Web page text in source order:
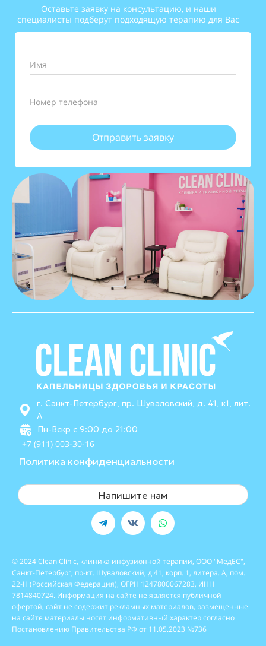
Оставьте заявку на консультацию, и наши
специалисты подберут подходящую терапию для Вас
Имя
Номер телефона
Отправить заявку
г. Санкт-Петербург, пр. Шуваловский, д. 41, к1, лит.
А
Пн-Вскр с 9:00 до 21:00
+7 (911) 003-30-16
Политика конфиденциальности
Напишите нам
© 2024 Clean Clinic, клиника инфузионной терапии, ООО "МедЕС",
Санкт-Петербург, пр-кт. Шуваловский, д.41, корп. 1, литера. А, пом.
22-Н (Российская Федерация), ОГРН 1247800067283, ИНН
7814840724. Информация на сайте не является публичной
офертой, сайт не содержит рекламных материалов, размещенные
на сайте материалы носят информативный характер согласно
Постановлению Правительства РФ от 11.05.2023 №736